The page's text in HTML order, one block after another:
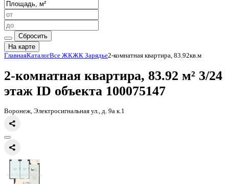
Сбросить
На карте
Главная КаталогВсе ЖКЖК Зарядье
2-комнатная квартира, 83.92
этаж
Воронеж, Электросигнальная ул., д. 9а к.1